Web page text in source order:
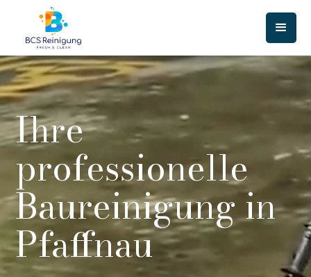
Ihre
professionelle
Baureinigung in
Pfaffnau